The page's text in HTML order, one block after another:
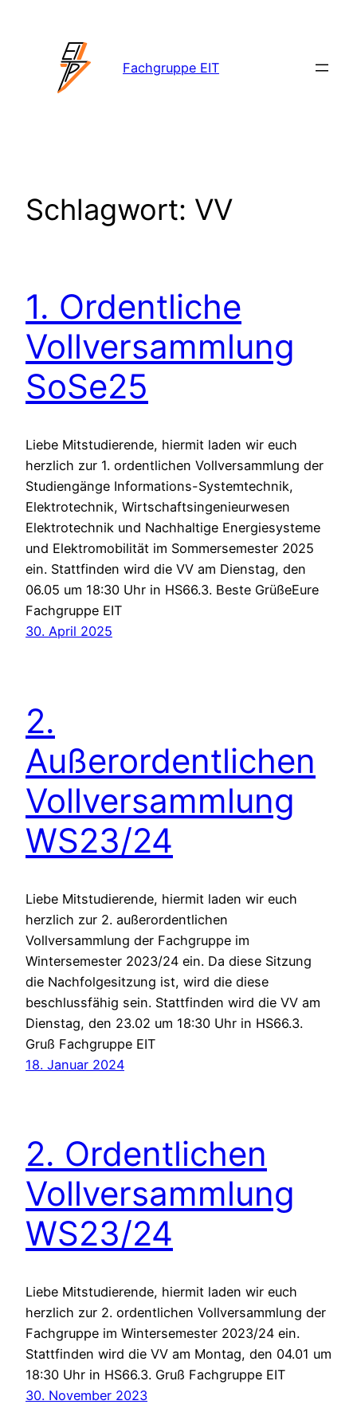
Fachgruppe EIT
Schlagwort: VV
1. Ordentliche
Vollversammlung
SoSe25
Liebe Mitstudierende, hiermit laden wir euch
herzlich zur 1. ordentlichen Vollversammlung der
Studiengänge Informations-Systemtechnik,
Elektrotechnik, Wirtschaftsingenieurwesen
Elektrotechnik und Nachhaltige Energiesysteme
und Elektromobilität im Sommersemester 2025
ein. Stattfinden wird die VV am Dienstag, den
06.05 um 18:30 Uhr in HS66.3. Beste GrüßeEure
Fachgruppe EIT
30. April 2025
2.
Außerordentlichen
Vollversammlung
WS23/24
Liebe Mitstudierende, hiermit laden wir euch
herzlich zur 2. außerordentlichen
Vollversammlung der Fachgruppe im
Wintersemester 2023/24 ein. Da diese Sitzung
die Nachfolgesitzung ist, wird die diese
beschlussfähig sein. Stattfinden wird die VV am
Dienstag, den 23.02 um 18:30 Uhr in HS66.3.
Gruß Fachgruppe EIT
18. Januar 2024
2. Ordentlichen
Vollversammlung
WS23/24
Liebe Mitstudierende, hiermit laden wir euch
herzlich zur 2. ordentlichen Vollversammlung der
Fachgruppe im Wintersemester 2023/24 ein.
Stattfinden wird die VV am Montag, den 04.01 um
18:30 Uhr in HS66.3. Gruß Fachgruppe EIT
30. November 2023